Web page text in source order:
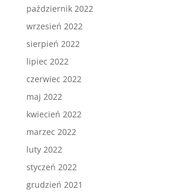
październik 2022
wrzesień 2022
sierpień 2022
lipiec 2022
czerwiec 2022
maj 2022
kwiecień 2022
marzec 2022
luty 2022
styczeń 2022
grudzień 2021